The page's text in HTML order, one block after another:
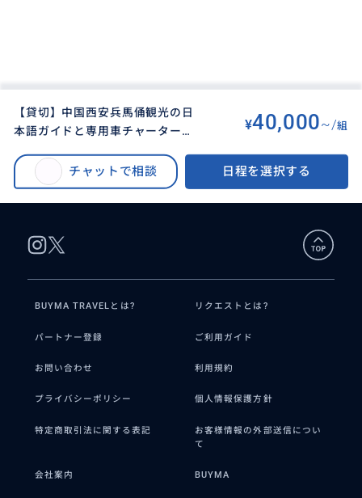
【貸切】中国西安兵馬俑観光の日
本語ガイドと専用車チャーター～
¥40,000~/組
チャットで相談 日程を選択する
【貸切】中国西安兵馬俑観光の日本語ガイドと専用車チャーター～5名様まで
BUYMA TRAVELとは? リクエストとは?
パートナー登録 ご利用ガイド
お問い合わせ 利用規約
プライバシーポリシー 個人情報保護方針
特定商取引法に関する表記
お客様情報の外部送信につい
て
会社案内 BUYMA